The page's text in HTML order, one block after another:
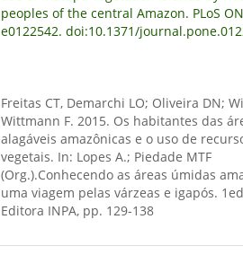
peoples of the central Amazon. PLoS
e0122542. doi:10.1371/
Freitas CT, Demarchi LO; Oliveira DN;
Wittmann F. 2015. Os habitantes das
alagáveis amazônicas e o uso de
vegetais. In: Lopes A.; Piedade MTF
(Org.).Conhecendo as áreas úmidas
uma viagem pelas várzeas e igapós.
Editora INPA, pp. 129-138